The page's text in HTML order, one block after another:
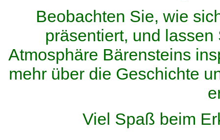
Beobachten Sie, wie
präsentiert, und
Atmosphäre Bärensteins
mehr über die Geschichte
Viel Spaß beim